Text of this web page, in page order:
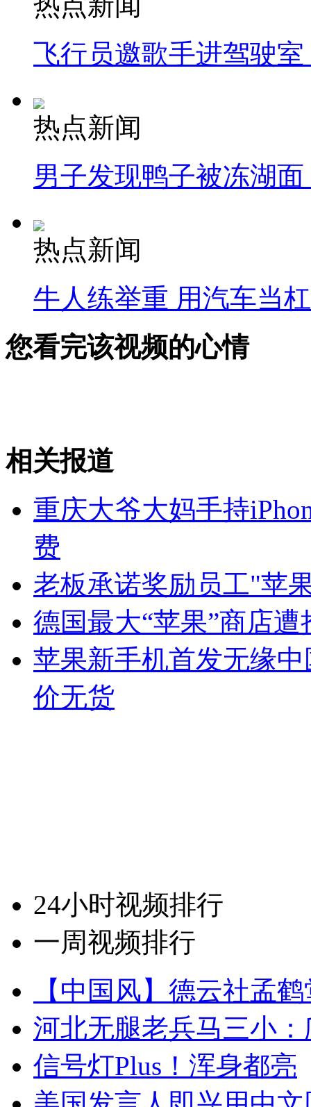
飞行员邀歌手进驾驶
热点新闻
男子发现鸭子被冻湖
热点新闻
牛人练举重 用汽车当
您看完该视频的心情
相关报道
重庆大爷大妈手持
费
老板承诺奖励员工"苹
德国最大“苹果”商店
苹果新手机首发无缘
价无货
24小时视频排行
一周视频排行
【中国风】德云社孟
河北无腿老兵马三小
信号灯Plus！浑身都亮